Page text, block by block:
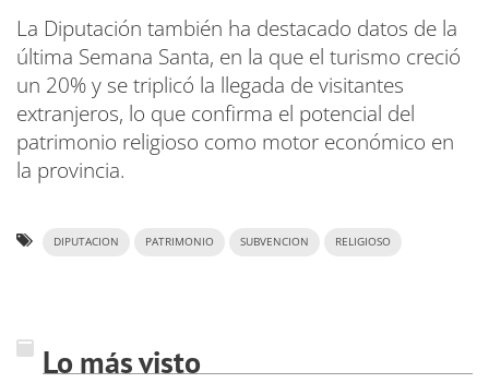
La Diputación también ha destacado datos de la
última Semana Santa, en la que el turismo creció
un 20% y se triplicó la llegada de visitantes
extranjeros, lo que confirma el potencial del
patrimonio religioso como motor económico en
la provincia.
DIPUTACION PATRIMONIO SUBVENCION RELIGIOSO
Lo más visto